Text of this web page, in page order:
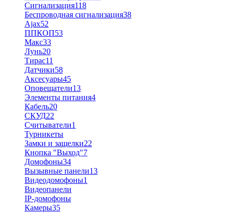
Сигнализация118
Беспроводная сигнализация38
Ajax52
ППКОП53
Макс33
Лунь20
Тирас11
Датчики58
Аксесуары45
Оповещатели13
Элементы питания4
Кабель20
СКУД22
Считыватели1
Турникеты
Замки и защелки22
Кнопка "Выход"7
Домофоны34
Вызывные панели13
Видеодомофоны1
Видеопанели
IP-домофоны
Камеры35